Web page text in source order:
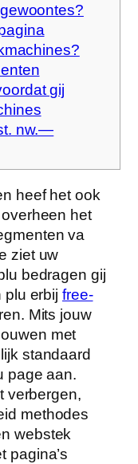
gij
nw.—
heef het ook
het
va
ziet uw
bedragen gij
plu erbij free-
Mits jouw
met
standaard
page aan.
verbergen,
methodes
webstek
pagina’s